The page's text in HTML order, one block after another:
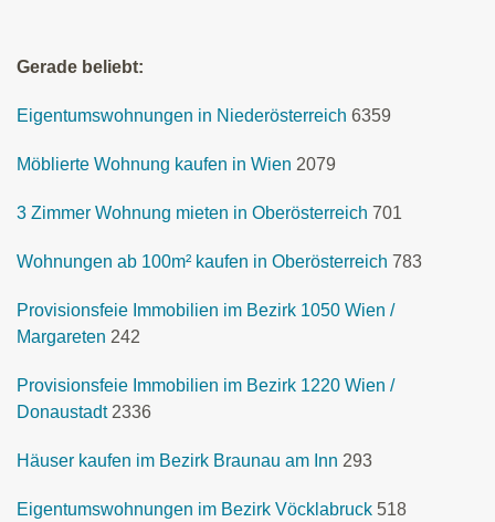
Gerade beliebt:
Eigentumswohnungen in Niederösterreich 6359
Möblierte Wohnung kaufen in Wien 2079
3 Zimmer Wohnung mieten in Oberösterreich 701
Wohnungen ab 100m² kaufen in Oberösterreich 783
Provisionsfeie Immobilien im Bezirk 1050 Wien /
Margareten 242
Provisionsfeie Immobilien im Bezirk 1220 Wien /
Donaustadt 2336
Häuser kaufen im Bezirk Braunau am Inn 293
Eigentumswohnungen im Bezirk Vöcklabruck 518